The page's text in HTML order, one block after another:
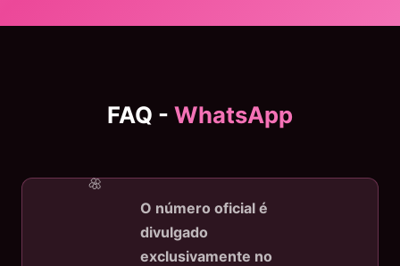
FAQ - WhatsApp
O número oficial é
divulgado
exclusivamente no